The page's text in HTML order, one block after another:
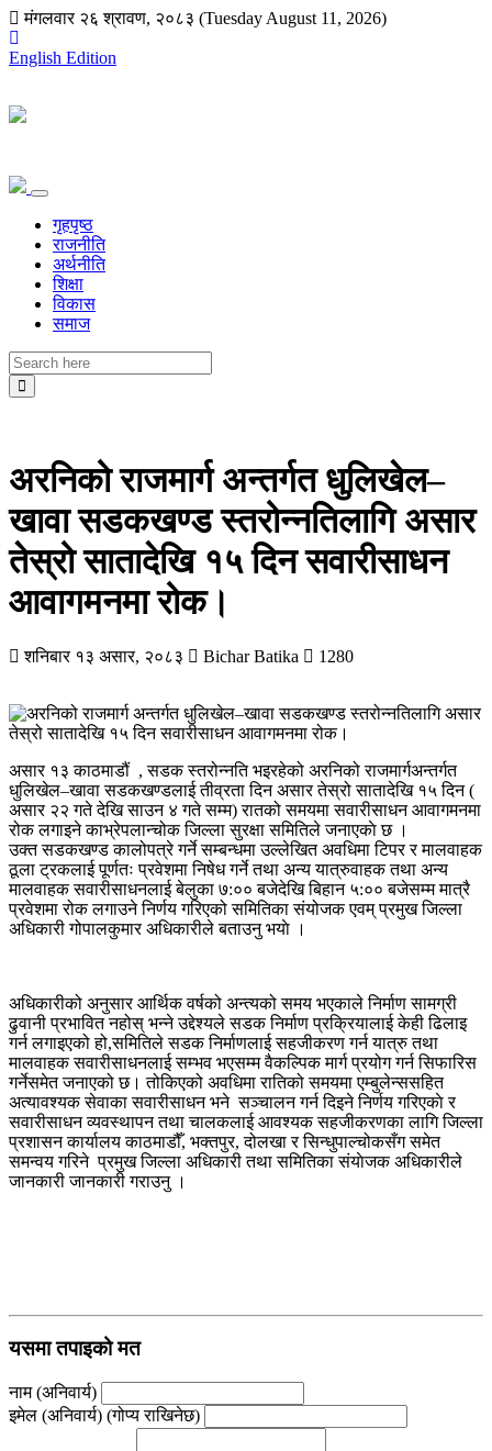
मंगलवार २६ श्रावण, २०८३ (Tuesday August 11, 2026)
English Edition
गृहपृष्ठ
राजनीति
अर्थनीति
शिक्षा
विकास
समाज
अरनिको राजमार्ग अन्तर्गत धुलिखेल–
खावा सडकखण्ड स्तरोन्नतिलागि असार
तेस्रो सातादेखि १५ दिन सवारीसाधन
आवागमनमा रोक।
शनिबार १३ असार, २०८३ Bichar Batika 1280
असार १३ काठमाडौं , सडक स्तरोन्नति भइरहेको अरनिको राजमार्गअन्तर्गत
धुलिखेल–खावा सडकखण्डलाई तीव्रता दिन असार तेस्रो सातादेखि १५ दिन (
असार २२ गते देखि साउन ४ गते सम्म) रातको समयमा सवारीसाधन आवागमनमा
रोक लगाइने काभ्रेपलान्चोक जिल्ला सुरक्षा समितिले जनाएकाे छ ।
उक्त सडकखण्ड कालोपत्रे गर्ने सम्बन्धमा उल्लेखित अवधिमा टिपर र मालवाहक
ठूला ट्रकलाई पूर्णतः प्रवेशमा निषेध गर्ने तथा अन्य यात्रुवाहक तथा अन्य
मालवाहक सवारीसाधनलाई बेलुका ७:०० बजेदेखि बिहान ५:०० बजेसम्म मात्रै
प्रवेशमा रोक लगाउने निर्णय गरिएको समितिका संयोजक एवम् प्रमुख जिल्ला
अधिकारी गोपालकुमार अधिकारीले बताउनु भयाे ।
अधिकारीको अनुसार आर्थिक वर्षको अन्त्यको समय भएकाले निर्माण सामग्री
ढुवानी प्रभावित नहोस् भन्ने उद्देश्यले सडक निर्माण प्रक्रियालाई केही ढिलाइ
गर्न लगाइएको हो,समितिले सडक निर्माणलाई सहजीकरण गर्न यात्रु तथा
मालवाहक सवारीसाधनलाई सम्भव भएसम्म वैकल्पिक मार्ग प्रयोग गर्न सिफारिस
गर्नेसमेत जनाएको छ। तोकिएको अवधिमा रातिको समयमा एम्बुलेन्ससहित
अत्यावश्यक सेवाका सवारीसाधन भने सञ्चालन गर्न दिइने निर्णय गरिएकाे र
सवारीसाधन व्यवस्थापन तथा चालकलाई आवश्यक सहजीकरणका लागि जिल्ला
प्रशासन कार्यालय काठमाडौँ, भक्तपुर, दोलखा र सिन्धुपाल्चोकसँग समेत
समन्वय गरिने प्रमुख जिल्ला अधिकारी तथा समितिका संयाेजक अधिकारीले
जानकारी जानकारी गराउनु ।
यसमा तपाइको मत
नाम (अनिवार्य)
इमेल (अनिवार्य) (गोप्य राखिनेछ)